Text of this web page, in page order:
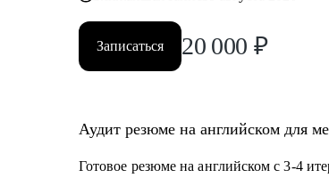
• Хочет поступить в топовые бизнес
Записаться 20 000 ₽
Аудит резюме на английском для
Готовое резюме на английском с 3-4